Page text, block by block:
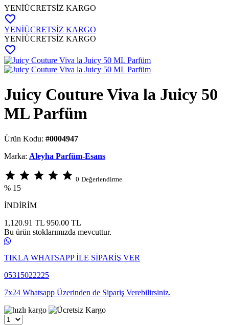
YENİÜCRETSİZ KARGO
favorite_border
YENİÜCRETSİZ KARGO
YENİÜCRETSİZ KARGO
favorite_border
Juicy Couture Viva la Juicy 50
ML Parfüm
Ürün Kodu: #0004947
Marka: Aleyha Parfüm-Esans
star star star star star 0 Değerlendirme
% 15
İNDİRİM
1,120.91 TL 950.00 TL
Bu ürün stoklarımızda mevcuttur.
TIKLA WHATSAPP İLE SİPARİŞ VER
05315022225
7x24 Whatsapp Üzerinden de Sipariş Verebilirsiniz.